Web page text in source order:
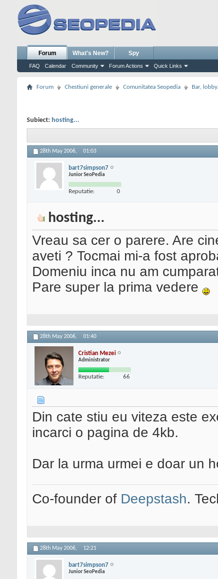
Forum
FAQ Calendar Community Forum Actions Quick Links
What's New? Spy
Forum Chestiuni generale Comunitatea Seopedia Bar,
Subiect: hosting...
28th May 2006, 01:03
bart7simpson7
Junior SeoPedia
Reputatie: 0
hosting...
Vreau sa cer o parere. Are
aveti ? Tocmai mi-a fost
Domeniu inca nu am
Pare super la prima vedere
28th May 2006, 01:40
Cristian Mezei
Administrator
Reputatie: 66
Din cate stiu eu viteza este
incarci o pagina de 4kb.
Dar la urma urmei e doar un
Co-founder of Deepstash.
28th May 2006, 12:21
bart7simpson7
Junior SeoPedia